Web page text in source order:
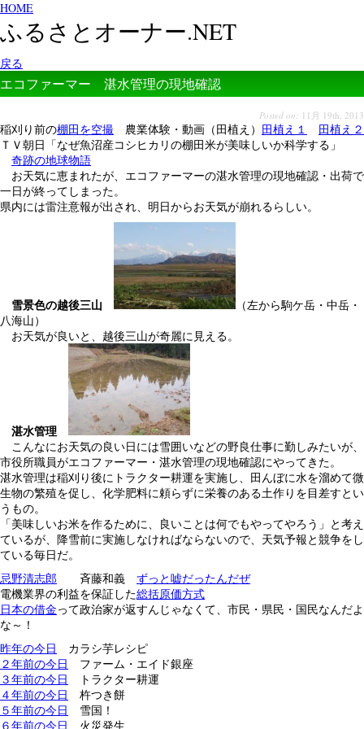
HOME
ふるさとオーナー.NET
戻る
エコファーマー 湛水管理の現地確認
Posted on: 11月 19th, 2013
稲刈り前の棚田を空撮 農業体験・動画（田植え） 田植え１
田植え２
ＴＶ朝日「なぜ魚沼産コシヒカリの棚田米が美味しいか科学する」
奇跡の地球物語
お天気に恵まれたが、エコファーマーの湛水管理の現地確認・出荷で
一日が終ってしまった。
県内には雷注意報が出され、明日からお天気が崩れるらしい。
雪景色の越後三山
（左から駒ケ岳・中岳・
八海山）
お天気が良いと、越後三山が奇麗に見える。
湛水管理
こんなにお天気の良い日には雪囲いなどの野良仕事に勤しみたいが、
市役所職員がエコファーマー・湛水管理の現地確認にやってきた。
湛水管理は稲刈り後にトラクター耕運を実施し、田んぼに水を溜めて微
生物の繁殖を促し、化学肥料に頼らずに栄養のある土作りを目差すとい
うもの。
「美味しいお米を作るために、良いことは何でもやってやろう」と考え
ているが、降雪前に実施しなければならないので、天気予報と競争をし
ている毎日だ。
忌野清志郎 斉藤和義 ずっと嘘だったんだぜ
電機業界の利益を保証した総括原価方式
日本の借金って政治家が返すんじゃなくて、市民・県民・国民なんだよ
な～！
昨年の今日
カラシ芋レシピ
２年前の今日
ファーム・エイド銀座
３年前の今日
トラクター耕運
４年前の今日
杵つき餅
５年前の今日
雪国！
６年前の今日
火災発生